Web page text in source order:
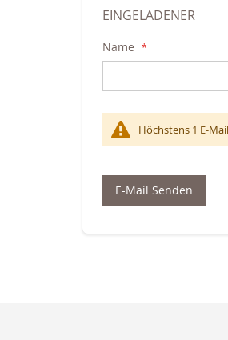
EINGELADENER
Name
Höchstens 1 E-
E-Mail Senden